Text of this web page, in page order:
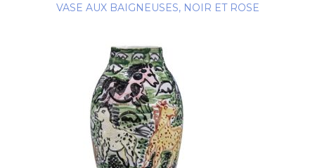
VASE AUX BAIGNEUSES, NOIR ET ROSE